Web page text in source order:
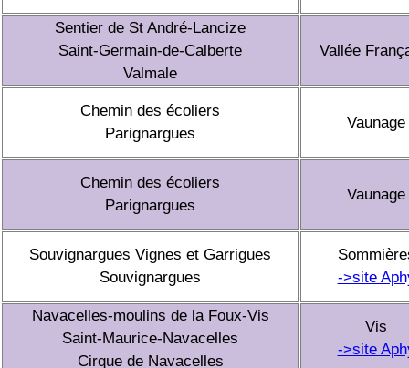
Sentier de St André-Lancize
Saint-Germain-de-Calberte
Valmale
Vallée
Chemin des écoliers
Parignargues
Vaunage
Chemin des écoliers
Parignargues
Vaunage
Souvignargues Vignes et Garrigues
Souvignargues
->site
Navacelles-moulins de la Foux-Vis
Saint-Maurice-Navacelles
Cirque de Navacelles
Vis
->site